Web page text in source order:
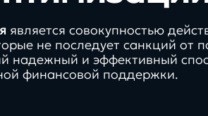
является совокупностью
не последует санкций от
надежный и эффективный
финансовой поддержки.